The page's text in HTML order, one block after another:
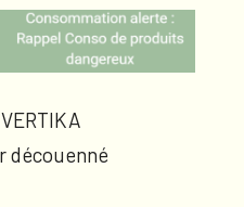
découenné